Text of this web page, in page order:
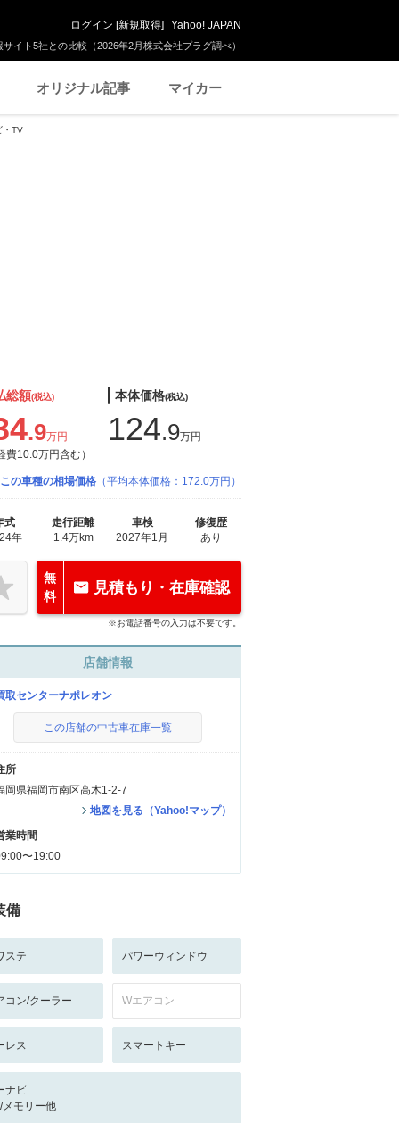
イト5社との比較（2026年2月株式会社プラグ調べ）
ログイン [新規取得] Yahoo! JAPAN
オリジナル記事 マイカー
TV
総額(税込)
.9万円
費10.0万円含む）
本体価格(税込)
124.9万円
この車種の相場価格 （平均本体価格：172.0万円）
式
年
走行距離
1.4万km
車検
2027年1月
修復歴
あり
無
料
見積もり・在庫確認
※お電話番号の入力は不要です。
店舗情報
取センターナポレオン
この店舗の中古車在庫一覧
所
岡県福岡市南区高木1-2-7
地図を見る（Yahoo!マップ）
業時間
〜19:00
備
ステ パワーウィンドウ
コン/クーラー Wエアコン
レス スマートキー
ナビ
メモリー他